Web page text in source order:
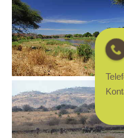
Show larger version